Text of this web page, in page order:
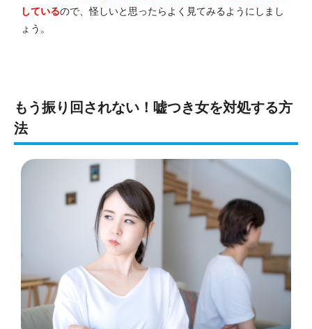
しているので、怪しいと思ったらよく見てみるようにしまし
ょう。
もう振り回されない！嘘つき女を対処する方
法